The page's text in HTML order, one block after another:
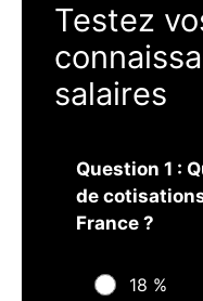
Testez
salaires
Question 1 :
de
France ?
18 %